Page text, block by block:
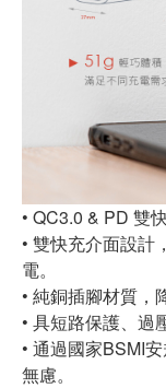
• QC3.0 & PD 雙
• 雙快充介面設計
電。
• 純銅插腳材質，
• 具短路保護、過
• 通過國家BSMI
無慮。